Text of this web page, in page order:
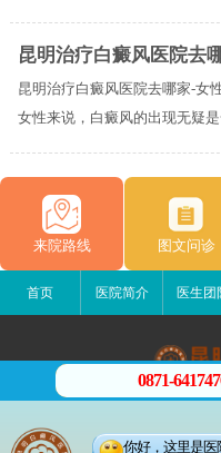
昆明治疗白癜风医院去
昆明治疗白癜风医院去哪家-女
女性来说，白癜风的出现无疑是
来院路线 图文问诊
首页 医院简介 医生团
昆
昆明
版权所
0871-
你好，这里是医